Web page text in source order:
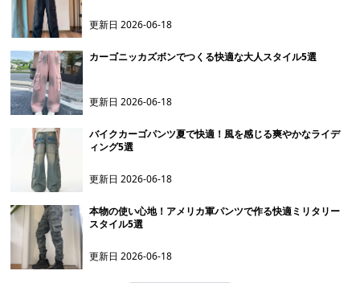
更新日2026-06-18
カーゴニッカズボンでつくる快適な大人スタイル5選
更新日2026-06-18
バイクカーゴパンツ夏で快適！風を感じる爽やかなライデ
ィング5選
更新日2026-06-18
本物の使い心地！アメリカ軍パンツで作る快適ミリタリー
スタイル5選
更新日2026-06-18